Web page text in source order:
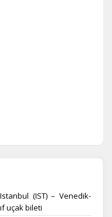
(IST) – Venedik-
uçak bileti